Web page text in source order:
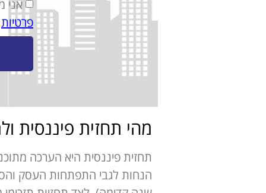
אני
פרטיות
מהי תחזית פיננסית
תחזית פיננסית היא הערכה
הנחות לגבי התפתחות העסק